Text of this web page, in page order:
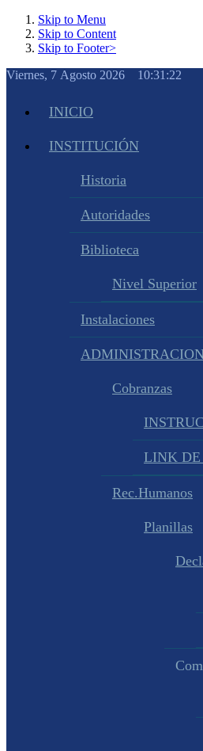
Skip to Menu
Skip to Content
Skip to Footer>
Viernes, 7 Agosto 2026 10:31:23
INICIO
INSTITUCIÓN
Historia
Autoridades
Biblioteca
Nivel Superior
Instalaciones
Cobranzas
LINK DE
Rec.Humanos
Planillas